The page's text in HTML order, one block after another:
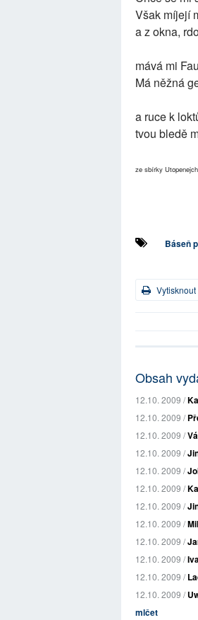
Však míjejí
a z okna,
mává mi
Má něžná
a ruce k
tvou bledě
ze sbírky
Báseň
Vytisknout
Obsah
12.10. 2009 /
12.10. 2009 /
12.10. 2009 /
12.10. 2009 /
12.10. 2009 /
12.10. 2009 /
12.10. 2009 /
12.10. 2009 /
12.10. 2009 /
12.10. 2009 /
12.10. 2009 /
12.10. 2009 /
mlčet